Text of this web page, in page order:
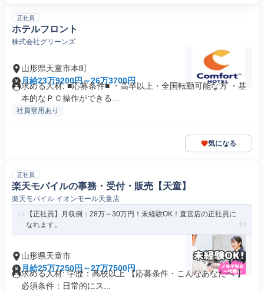
正社員
ホテルフロント
株式会社グリーンズ
山形県天童市本町
月給23万9200円～26万3700円
求める人材: ■応募条件■ ・高卒以上・全国転勤可能な方 ・基
本的なＰＣ操作ができる...
社員登用あり
気になる
正社員
楽天モバイルの事務・受付・販売【天童】
楽天モバイル イオンモール天童店
【正社員】月収例：28万～30万円！未経験OK！直営店の正社員に
なれます。
山形県天童市
月給25万7250円～27万7500円
求める人材: 学歴：高校以上 【応募条件・こんなあなたへ 】
必須条件：日常的にス...